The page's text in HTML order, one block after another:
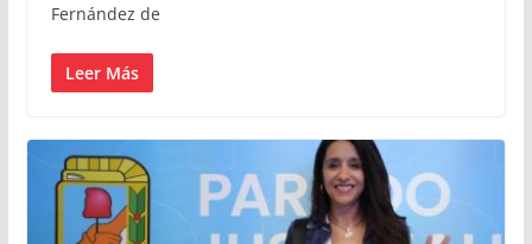
Fernández de
Leer Más